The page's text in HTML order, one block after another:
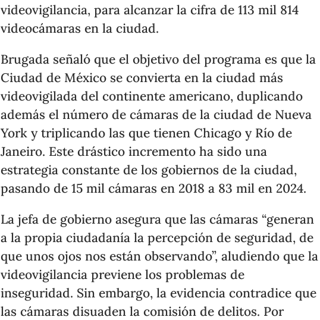
videovigilancia, para alcanzar la cifra de 113 mil 814
videocámaras en la ciudad.
Brugada señaló que el objetivo del programa es que la
Ciudad de México se convierta en la ciudad más
videovigilada del continente americano, duplicando
además el número de cámaras de la ciudad de Nueva
York y triplicando las que tienen Chicago y Río de
Janeiro. Este drástico incremento ha sido una
estrategia constante de los gobiernos de la ciudad,
pasando de 15 mil cámaras en 2018 a 83 mil en 2024.
La jefa de gobierno asegura que las cámaras “generan
a la propia ciudadanía la percepción de seguridad, de
que unos ojos nos están observando”, aludiendo que la
videovigilancia previene los problemas de
inseguridad. Sin embargo, la evidencia contradice que
las cámaras disuaden la comisión de delitos. Por